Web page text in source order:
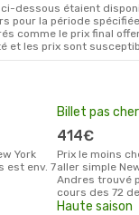
dessous étaient
pour la période
comme le prix final
et les prix sont
est env. 7
Billet pas cher
414€
Prix le moins cher pour un billet
aller simple
Andres trouvé
cours des 72
Haute saison